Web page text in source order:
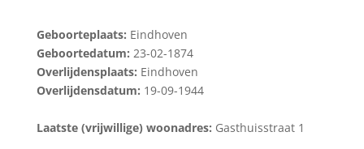
Geboorteplaats: Eindhoven
Geboortedatum: 23-02-1874
Overlijdensplaats: Eindhoven
Overlijdensdatum: 19-09-1944
Laatste (vrijwillige) woonadres: Gasthuisstraat 1